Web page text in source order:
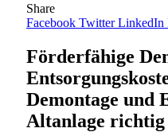
Share
Facebook Twitter LinkedIn
Förderfähige
Demontage und
Altanlage richtig